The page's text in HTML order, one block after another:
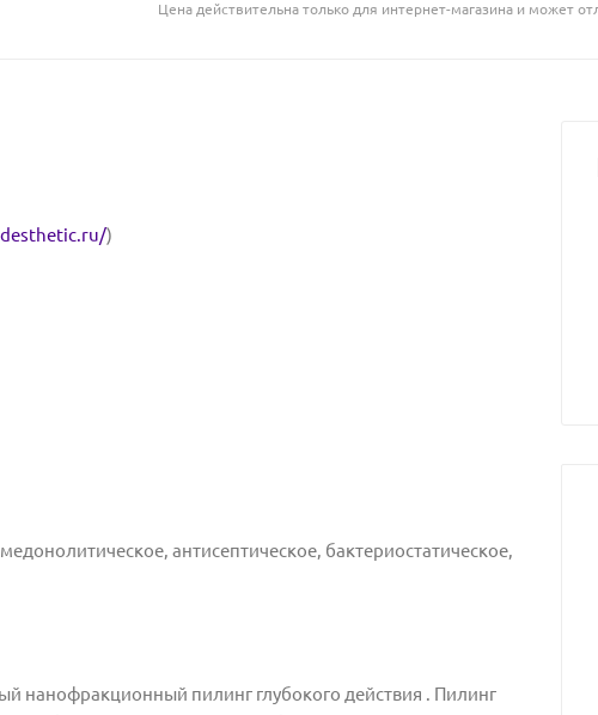
Цена действительна только для интернет-магазина и может
)
антисептическое, бактериостатическое,
нанофракционный пилинг глубокого действия . Пилинг